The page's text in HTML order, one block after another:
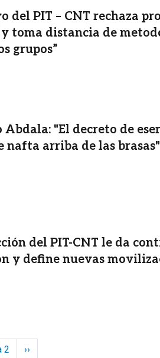
del PIT – CNT rechaza
toma distancia de
grupos”
Abdala: "El decreto de
nafta arriba de las brasas"
del PIT-CNT le da
y define nuevas
2 Siguiente página
››